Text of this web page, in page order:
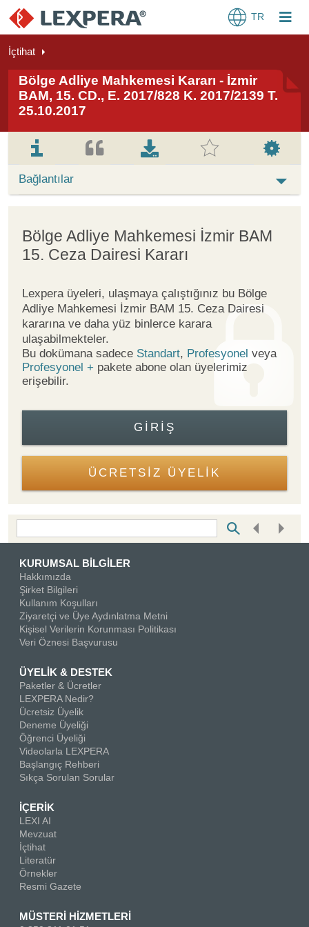
TR
İçtihat
Bölge Adliye Mahkemesi Kararı - İzmir
BAM, 15. CD., E. 2017/828 K. 2017/2139 T.
25.10.2017
Bağlantılar
Bölge Adliye Mahkemesi İzmir BAM
15. Ceza Dairesi Kararı
Lexpera üyeleri, ulaşmaya çalıştığınız bu Bölge
Adliye Mahkemesi İzmir BAM 15. Ceza Dairesi
kararına ve daha yüz binlerce karara
ulaşabilmekteler.
Bu dokümana sadece Standart, Profesyonel veya
Profesyonel + pakete abone olan üyelerimiz
erişebilir.
GIRIŞ
ÜCRETSİZ ÜYELİK
KURUMSAL BİLGİLER
Hakkımızda
Şirket Bilgileri
Kullanım Koşulları
Ziyaretçi ve Üye Aydınlatma Metni
Kişisel Verilerin Korunması Politikası
Veri Öznesi Başvurusu
ÜYELİK & DESTEK
Paketler & Ücretler
LEXPERA Nedir?
Ücretsiz Üyelik
Deneme Üyeliği
Öğrenci Üyeliği
Videolarla LEXPERA
Başlangıç Rehberi
Sıkça Sorulan Sorular
İÇERİK
LEXI AI
Mevzuat
İçtihat
Literatür
Örnekler
Resmi Gazete
MÜSTERİ HİZMETLERİ